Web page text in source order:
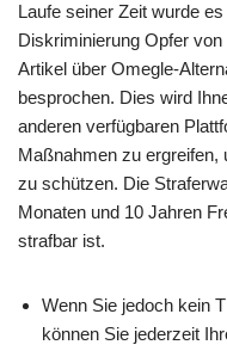
Laufe seiner Zeit wurde
Diskriminierung Opfer
Artikel über Omegle-
besprochen. Dies wird
anderen verfügbaren
Maßnahmen zu ergreifen,
zu schützen. Die
Monaten und 10 Jahren
strafbar ist.
Wenn Sie jedoch kein
können Sie jederzeit